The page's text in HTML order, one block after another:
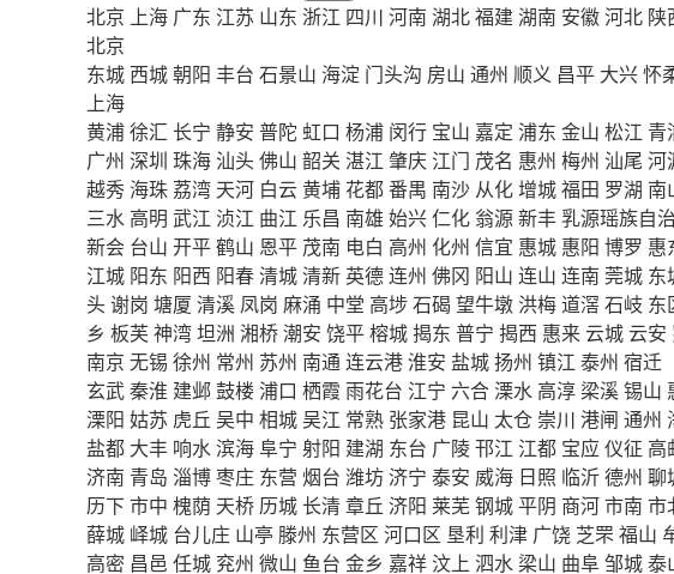
北京 上海 广东 江苏 山东 浙江 四川 河南 湖北福建湖南 安徽河北 陕
北京
东城 西城朝阳 丰台 石景山 海淀 门头沟 房山 通州 顺义 昌平 大兴怀
上海
黄浦徐汇 长宁 静安 普陀 虹口 杨浦 闵行 宝山 嘉定 浦东 金山 松江 青
广州 深圳 珠海 汕头佛山 韶关 湛江 肇庆 江门 茂名 惠州 梅州 汕尾 河
越秀 海珠 荔湾 天河 白云黄埔 花都番禺 南沙 从化增城福田 罗湖 南
三水 高明 武江 浈江 曲江 乐昌 南雄 始兴仁化 翁源新丰乳源瑶族自
新会 台山 开平鹤山 恩平 茂南 电白 高州 化州 信宜 惠城 惠阳 博罗 惠
江城 阳东 阳西 阳春清城清新 英德连州 佛冈 阳山 连山 连南 莞城 东
头谢岗 塘厦 清溪 凤岗 麻涌 中堂 高埗石碣 望牛墩 洪梅道滘 石岐 东
乡 板芙 神湾坦洲 湘桥潮安 饶平榕城揭东 普宁 揭西 惠来 云城 云安
南京 无锡 徐州 常州 苏州 南通连云港淮安 盐城扬州 镇江 泰州 宿迁
玄武秦淮 建邺鼓楼 浦口 栖霞 雨花台 江宁 六合 溧水 高淳 梁溪锡山
溧阳 姑苏 虎丘 吴中 相城吴江 常熟 张家港 昆山 太仓 崇川 港闸 通州
盐都 大丰 响水滨海阜宁 射阳 建湖 东台 广陵邗江 江都 宝应 仪征 高
济南 青岛 淄博枣庄 东营 烟台 潍坊济宁 泰安 威海 日照 临沂德州 聊
历下市中 槐荫 天桥 历城 长清章丘 济阳 莱芜钢城平阴 商河市南 市
薛城 峄城 台儿庄 山亭 滕州 东营区 河口区 垦利 利津 广饶 芝罘福山
高密 昌邑 任城 兖州 微山 鱼台 金乡 嘉祥 汶上 泗水 梁山 曲阜邹城泰